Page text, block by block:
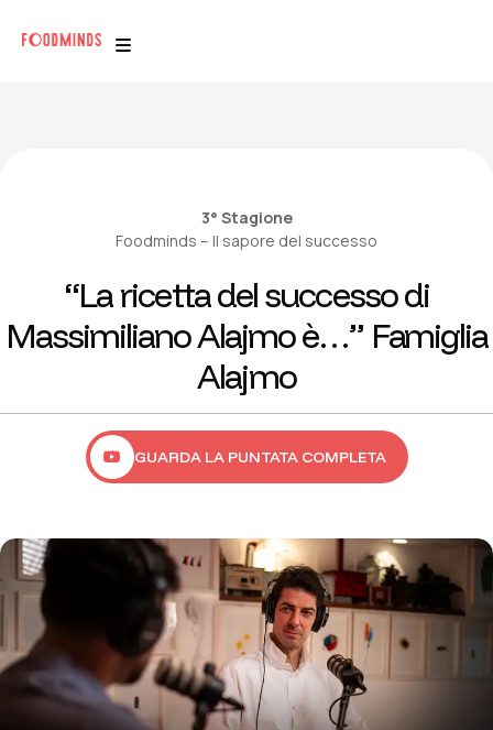
3° Stagione
Foodminds – Il sapore del successo
“La ricetta del successo di
Massimiliano Alajmo è…” Famiglia
Alajmo
GUARDA LA PUNTATA COMPLETA